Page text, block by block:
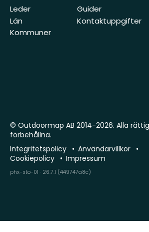
Leder
Län
Kommuner
Guider
Kontaktuppgifter
© Outdoormap AB 2014-2026. Alla
förbehållna.
Integritetspolicy
Användarvillkor
Cookiepolicy
Impressum
phx-sto-01 · 26.7.1 (449747a8c)